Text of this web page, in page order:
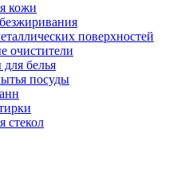
кожи
поверхностей
очистители
белья
посуды
стекол